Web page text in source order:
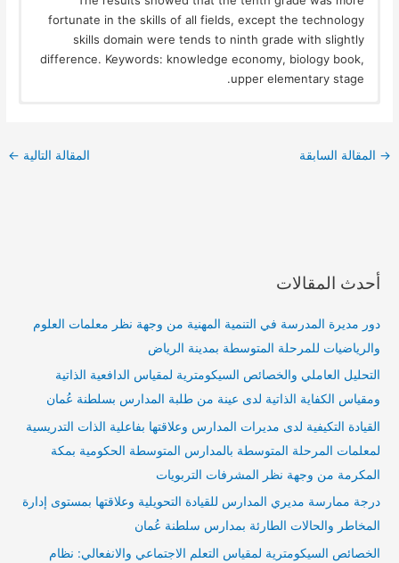
fortunate in the skills of all fields, except the technology
skills domain were tends to ninth grade with slightly
difference. Keywords: knowledge economy, biology book,
upper elementary stage.
→ المقالة السابقة المقالة التالية ←
أحدث المقالات
دور مديرة المدرسة في التنمية المهنية من وجهة نظر معلمات العلوم
والرياضيات للمرحلة المتوسطة بمدينة الرياض
التحليل العاملي والخصائص السيكومترية لمقياس الدافعية الذاتية
ومقياس الكفاية الذاتية لدى عينة من طلبة المدارس بسلطنة عُمان
القيادة التكيفية لدى مديرات المدارس وعلاقتها بفاعلية الذات التدريسية
لمعلمات المرحلة المتوسطة بالمدارس المتوسطة الحكومية بمكة
المكرمة من وجهة نظر المشرفات التربويات
درجة ممارسة مديري المدارس للقيادة التحويلية وعلاقتها بمستوى إدارة
المخاطر والحالات الطارئة بمدارس سلطنة عُمان
الخصائص السيكومترية لمقياس التعلم الاجتماعي والانفعالي: نظام